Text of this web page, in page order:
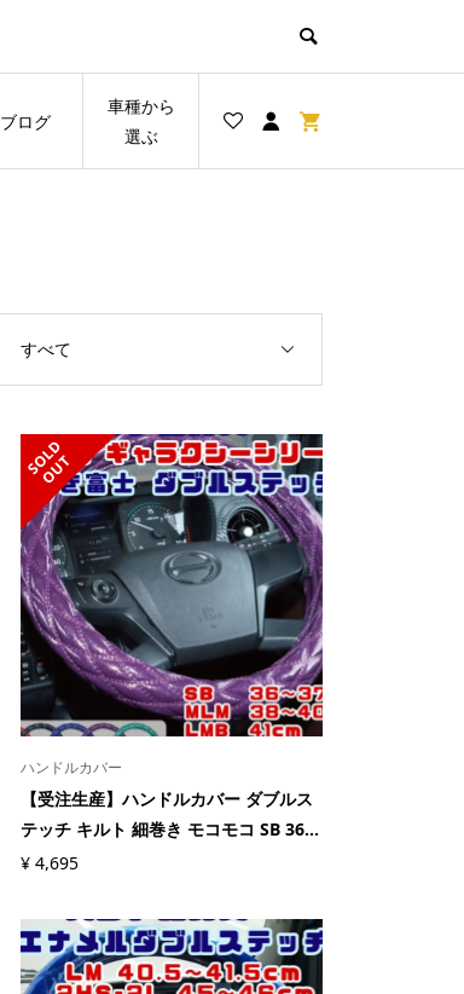
ブログ
車種から
選ぶ
すべて
S
O
L
D
O
U
T
ハンドルカバー
【受注生産】ハンドルカバー ダブルス
テッチ キルト 細巻き モコモコ SB 36...
¥ 4,695